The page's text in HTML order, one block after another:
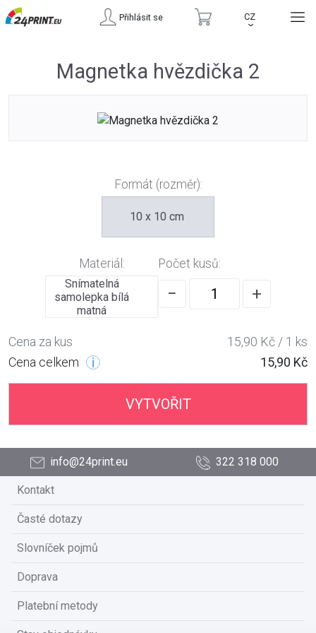
Přihlásit se CZ
›
Magnetka hvězdička 2
Formát (rozměr):
10 x 10 cm
Materiál:
Snímatelná
samolepka bílá
matná
Počet kusů:
− +
Cena za kus
15,90 Kč / 1 ks
Cena celkem
15,90 Kč
VYTVOŘIT
info@24print.eu 322 318 000
Kontakt
Časté dotazy
Slovníček pojmů
Doprava
Platební metody